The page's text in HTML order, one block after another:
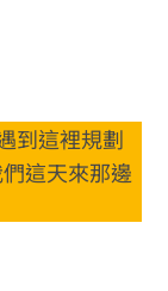
到這裡規劃
這天來那邊